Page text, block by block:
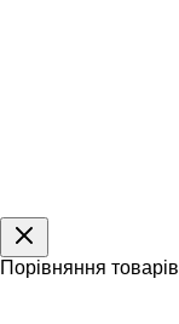
Порівняння товарів